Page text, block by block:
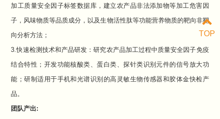
加工质量安全因子标签数据库，建立农产品非法添加物等加工危害因
子，风味物质等品质成分，以及生物活性肽等功能营养物质的靶向非靶
向分析方法；
3.快速检测技术和产品研发：研究农产品加工过程中质量安全因子免疫
结合特性；开发功能核酸类、蛋白类、探针类识别元件的信号放大功
能；研制适用于手机和光谱识别的高灵敏生物传感器和胶体金快检产
品。
团队产出:
TOP